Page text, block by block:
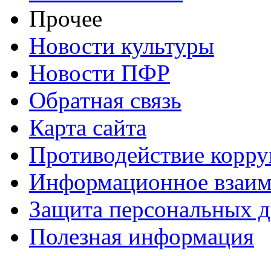
Прочее
Новости культуры
Новости ПФР
Обратная связь
Карта сайта
Противодействие
Информационное
Защита персональных
Полезная информация